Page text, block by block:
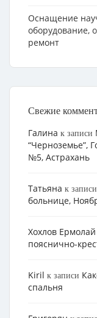
Оснащение
оборудование,
ремонт
Свежие
Галина к записи
“Черноземье”,
№5, Астрахань
Татьяна к записи
больнице,
Хохлов Ермолай
пояснично-
Kiril к записи
спальня